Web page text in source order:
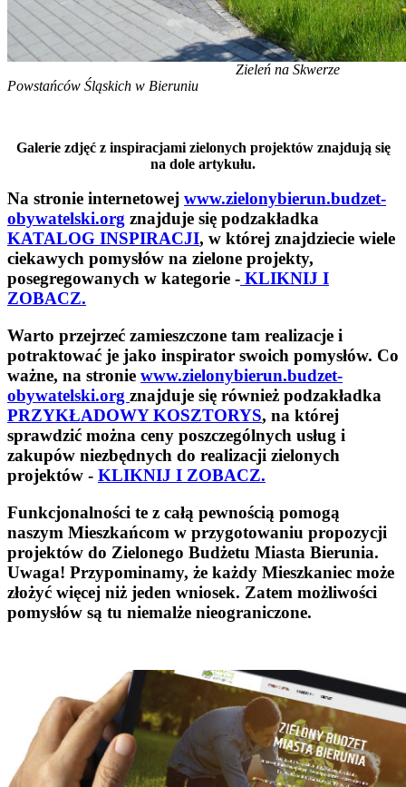
Zieleń na Skwerze
Powstańców Śląskich w Bieruniu
Galerie zdjęć z inspiracjami zielonych projektów znajdują się
na dole artykułu.
Na stronie internetowej www.zielonybierun.budzet-
obywatelski.org znajduje się podzakładka
KATALOG INSPIRACJI, w której znajdziecie wiele
ciekawych pomysłów na zielone projekty,
posegregowanych w kategorie - KLIKNIJ I
ZOBACZ.
Warto przejrzeć zamieszczone tam realizacje i
potraktować je jako inspirator swoich pomysłów. Co
ważne, na stronie www.zielonybierun.budzet-
obywatelski.org znajduje się również podzakładka
PRZYKŁADOWY KOSZTORYS, na której
sprawdzić można ceny poszczególnych usług i
zakupów niezbędnych do realizacji zielonych
projektów - KLIKNIJ I ZOBACZ.
Funkcjonalności te z całą pewnością pomogą
naszym Mieszkańcom w przygotowaniu propozycji
projektów do Zielonego Budżetu Miasta Bierunia.
Uwaga! Przypominamy, że każdy Mieszkaniec może
złożyć więcej niż jeden wniosek. Zatem możliwości
pomysłów są tu niemalże nieograniczone.